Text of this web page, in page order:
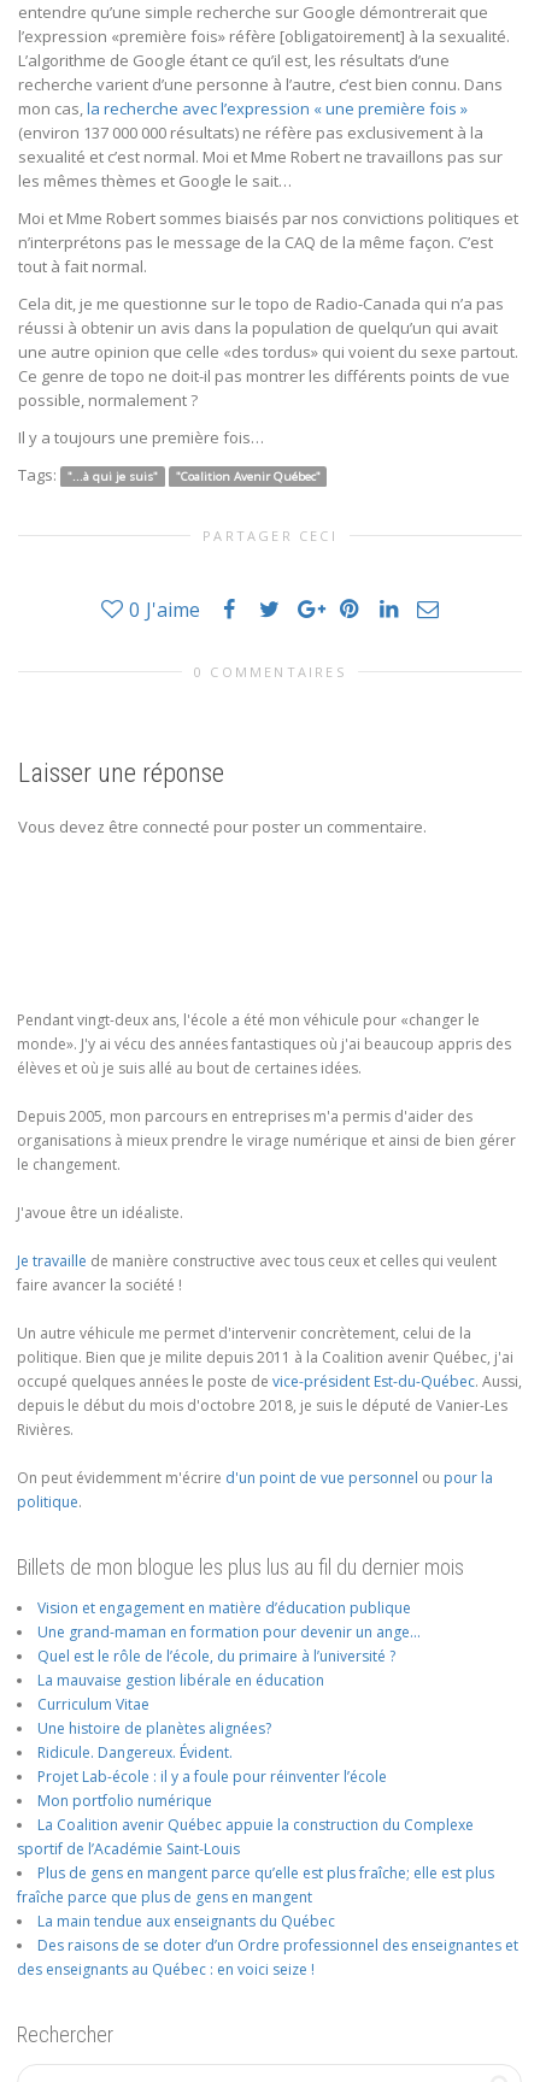
entendre qu’une simple recherche sur Google démontrerait que
l’expression «première fois» réfère [obligatoirement] à la sexualité.
L’algorithme de Google étant ce qu’il est, les résultats d’une
recherche varient d’une personne à l’autre, c’est bien connu. Dans
mon cas,la recherche avec l’expression « une première fois »
(environ 137 000 000 résultats) ne réfère pas exclusivement à la
sexualité et c’est normal. Moi et Mme Robert ne travaillons pas sur
les mêmes thèmes et Google le sait…
Moi et Mme Robert sommes biaisés par nos convictions politiques et
n’interprétons pas le message de la CAQ de la même façon. C’est
tout à fait normal.
Cela dit, je me questionne sur le topo de Radio-Canada qui n’a pas
réussi à obtenir un avis dans la population de quelqu’un qui avait
une autre opinion que celle «des tordus» qui voient du sexe partout.
Ce genre de topo ne doit-il pas montrer les différents points de vue
possible, normalement ?
Il y a toujours une première fois…
Tags:
"...à qui je suis" "Coalition Avenir Québec"
PARTAGER CECI
0 J'aime
0 COMMENTAIRES
Laisser une réponse
Vous devez être connecté pour poster un commentaire.
Pendant vingt-deux ans, l'école a été mon véhicule pour «changer le
monde». J'y ai vécu des années fantastiques où j'ai beaucoup appris des
élèves et où je suis allé au bout de certaines idées.
Depuis 2005, mon parcours en entreprises m'a permis d'aider des
organisations à mieux prendre le virage numérique et ainsi de bien gérer
le changement.
J'avoue être un idéaliste.
Je travaille de manière constructive avec tous ceux et celles qui veulent
faire avancer la société !
Un autre véhicule me permet d'intervenir concrètement, celui de la
politique. Bien que je milite depuis 2011 à la Coalition avenir Québec, j'ai
occupé quelques années le poste de vice-président Est-du-Québec. Aussi,
depuis le début du mois d'octobre 2018, je suis le député de Vanier-Les
Rivières.
On peut évidemment m'écrire d'un point de vue personnel ou pour la
politique.
Billets de mon blogue les plus lus au fil du dernier mois
Vision et engagement en matière d’éducation publique
Une grand-maman en formation pour devenir un ange…
Quel est le rôle de l’école, du primaire à l’université ?
La mauvaise gestion libérale en éducation
Curriculum Vitae
Une histoire de planètes alignées?
Ridicule. Dangereux. Évident.
Projet Lab-école : il y a foule pour réinventer l’école
Mon portfolio numérique
La Coalition avenir Québec appuie la construction du Complexe
sportif de l’Académie Saint-Louis
Plus de gens en mangent parce qu’elle est plus fraîche; elle est plus
fraîche parce que plus de gens en mangent
La main tendue aux enseignants du Québec
Des raisons de se doter d’un Ordre professionnel des enseignantes et
des enseignants au Québec : en voici seize !
Rechercher